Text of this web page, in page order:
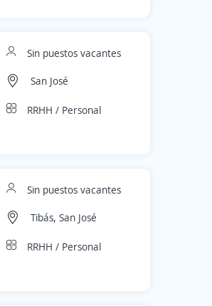
Sin puestos vacantes
San José
RRHH / Personal
Sin puestos vacantes
Tibás, San José
RRHH / Personal